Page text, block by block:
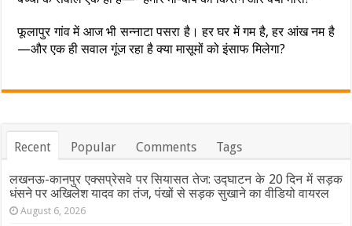
फूलापुर गांव में आज भी सन्नाटा पसरा है। हर घर में गम है, हर आंख नम है
—और एक ही सवाल गूंज रहा है क्या मासूमों को इंसाफ मिलेगा?
Recent Popular Comments Tags
लखनऊ-कानपुर एक्सप्रेसवे पर सियासत तेज: उद्घाटन के 20 दिन में सड़क
धंसने पर अखिलेश यादव का तंज, पंखों से सड़क सुखाने का वीडियो वायरल
August 6, 2026